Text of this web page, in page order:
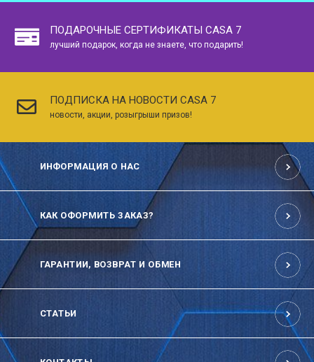
ПОДАРОЧНЫЕ СЕРТИФИКАТЫ CASA 7
лучший подарок, когда не знаете, что подарить!
ПОДПИСКА НА НОВОСТИ CASA 7
новости, акции, розыгрыши призов!
ИНФОРМАЦИЯ О НАС
КАК ОФОРМИТЬ ЗАКАЗ?
ГАРАНТИИ, ВОЗВРАТ И ОБМЕН
СТАТЬИ